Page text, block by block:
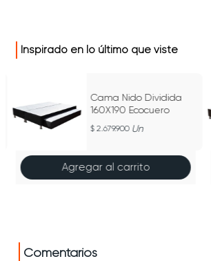
Inspirado en lo último que viste
Cama Nido Dividida
160X190 Ecocuero
2.679.900 Un
Agregar al carrito
Comentarios